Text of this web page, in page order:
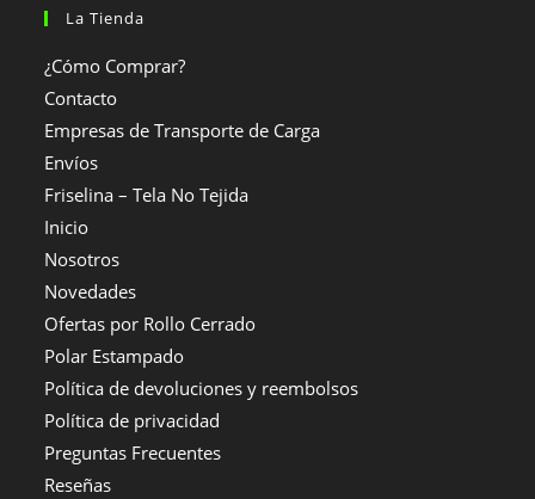
La Tienda
¿Cómo Comprar?
Contacto
Empresas de Transporte de Carga
Envíos
Friselina – Tela No Tejida
Inicio
Nosotros
Novedades
Ofertas por Rollo Cerrado
Polar Estampado
Política de devoluciones y reembolsos
Política de privacidad
Preguntas Frecuentes
Reseñas